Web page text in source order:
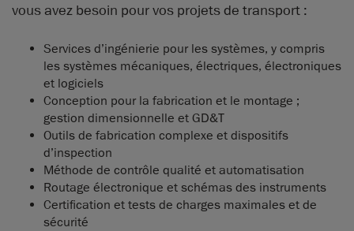
vous avez besoin pour vos projets de transport :
Services d’ingénierie pour les systèmes, y compris
les systèmes mécaniques, électriques, électroniques
et logiciels
Conception pour la fabrication et le montage ;
gestion dimensionnelle et GD&T
Outils de fabrication complexe et dispositifs
d’inspection
Méthode de contrôle qualité et automatisation
Routage électronique et schémas des instruments
Certification et tests de charges maximales et de
sécurité